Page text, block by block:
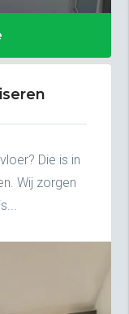
Die is in
Wij zorgen